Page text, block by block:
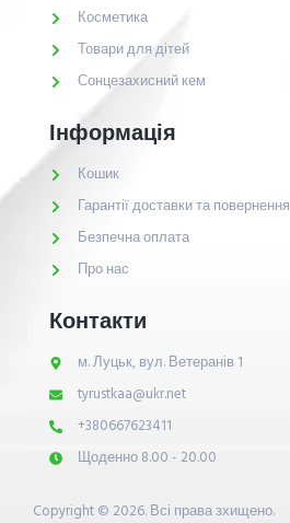
Косметика
Товари для дітей
Сонцезахисний кем
Інформація
Кошик
Гарантії доставки та повернення
Безпечна оплата
Про нас
Контакти
м. Луцьк, вул. Ветеранів 1
tyrustkaa@ukr.net
+380667623411
Щоденно 8.00 - 20.00
Copyright © 2026. Всі права зхищено.